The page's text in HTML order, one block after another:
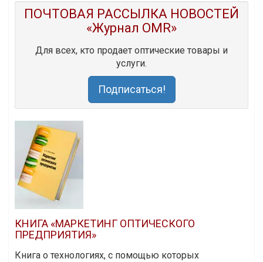
ПОЧТОВАЯ РАССЫЛКА НОВОСТЕЙ
«Журнал OMR»
Для всех, кто продает оптические товары и
услуги.
Подписаться!
КНИГА «МАРКЕТИНГ ОПТИЧЕСКОГО
ПРЕДПРИЯТИЯ»
Книга о технологиях, с помощью которых